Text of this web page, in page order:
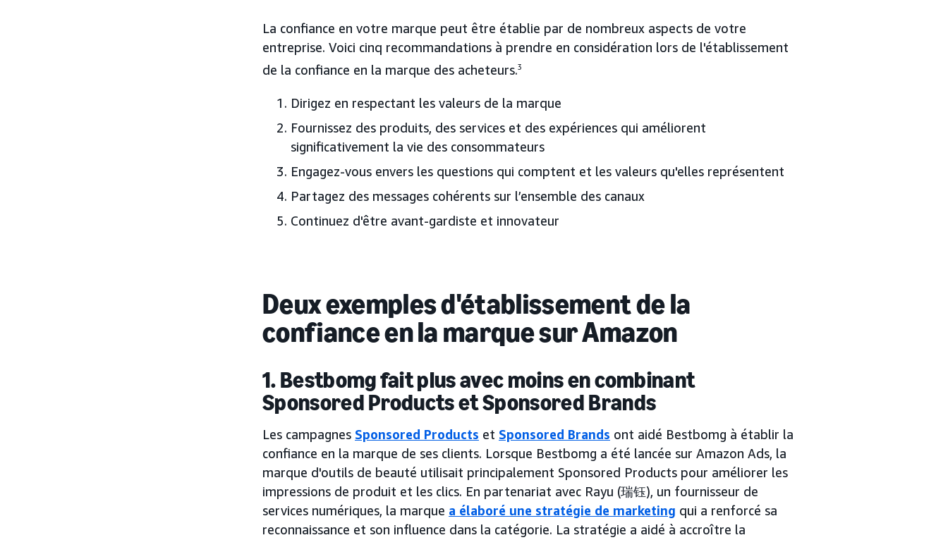
La confiance en votre marque peut être établie par de nombreux aspects de votre
entreprise. Voici cinq recommandations à prendre en considération lors de l'établissement
de la confiance en la marque des acheteurs.3
Dirigez en respectant les valeurs de la marque
Fournissez des produits, des services et des expériences qui améliorent
significativement la vie des consommateurs
Engagez-vous envers les questions qui comptent et les valeurs qu'elles représentent
Partagez des messages cohérents sur l’ensemble des canaux
Continuez d'être avant-gardiste et innovateur
Deux exemples d'établissement de la
confiance en la marque sur Amazon
1. Bestbomg fait plus avec moins en combinant
Sponsored Products et Sponsored Brands
Les campagnes Sponsored Products et Sponsored Brands ont aidé Bestbomg à établir la
confiance en la marque de ses clients. Lorsque Bestbomg a été lancée sur Amazon Ads, la
marque d'outils de beauté utilisait principalement Sponsored Products pour améliorer les
impressions de produit et les clics. En partenariat avec Rayu (瑞钰), un fournisseur de
services numériques, la marque a élaboré une stratégie de marketing qui a renforcé sa
reconnaissance et son influence dans la catégorie. La stratégie a aidé à accroître la